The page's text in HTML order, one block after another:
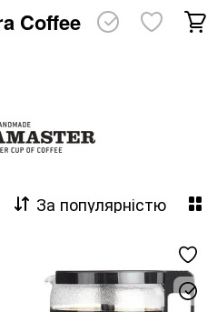
Coffee
За популярністю